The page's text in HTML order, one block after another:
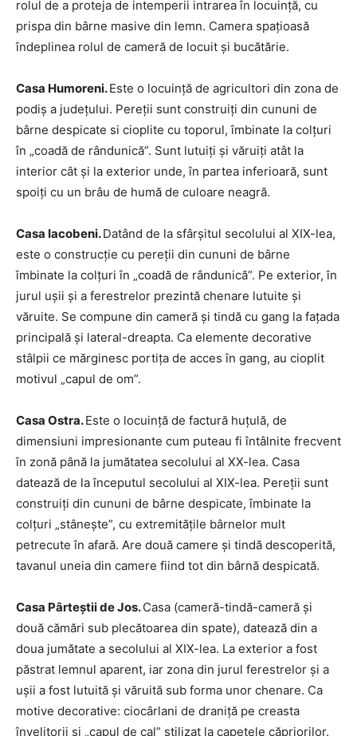
rolul de a proteja de intemperii intrarea în locuinţă, cu
prispa din bârne masive din lemn. Camera spaţioasă
îndeplinea rolul de cameră de locuit şi bucătărie.
Casa Humoreni.Este o locuinţă de agricultori din zona de
podiş a judeţului. Pereţii sunt construiţi din cununi de
bârne despicate si cioplite cu toporul, îmbinate la colţuri
în „coadă de rândunică”. Sunt lutuiţi şi văruiţi atât la
interior cât şi la exterior unde, în partea inferioară, sunt
spoiţi cu un brâu de humă de culoare neagră.
Casa Iacobeni.Datând de la sfârşitul secolului al XIX-lea,
este o construcţie cu pereţii din cununi de bârne
îmbinate la colţuri în „coadă de rândunică”. Pe exterior, în
jurul uşii şi a ferestrelor prezintă chenare lutuite şi
văruite. Se compune din cameră şi tindă cu gang la faţada
principală şi lateral-dreapta. Ca elemente decorative
stâlpii ce mărginesc portiţa de acces în gang, au cioplit
motivul „capul de om”.
Casa Ostra.Este o locuinţă de factură huţulă, de
dimensiuni impresionante cum puteau fi întâlnite frecvent
în zonă până la jumătatea secolului al XX-lea. Casa
datează de la începutul secolului al XIX-lea. Pereţii sunt
construiţi din cununi de bârne despicate, îmbinate la
colţuri „stâneşte”, cu extremităţile bârnelor mult
petrecute în afară. Are două camere şi tindă descoperită,
tavanul uneia din camere fiind tot din bârnă despicată.
Casa Pârteştii de Jos.Casa (cameră-tindă-cameră şi
două cămări sub plecătoarea din spate), datează din a
doua jumătate a secolului al XIX-lea. La exterior a fost
păstrat lemnul aparent, iar zona din jurul ferestrelor şi a
uşii a fost lutuită şi văruită sub forma unor chenare. Ca
motive decorative: ciocârlani de draniţă pe creasta
învelitorii și „capul de cal” stilizat la capetele căpriorilor.